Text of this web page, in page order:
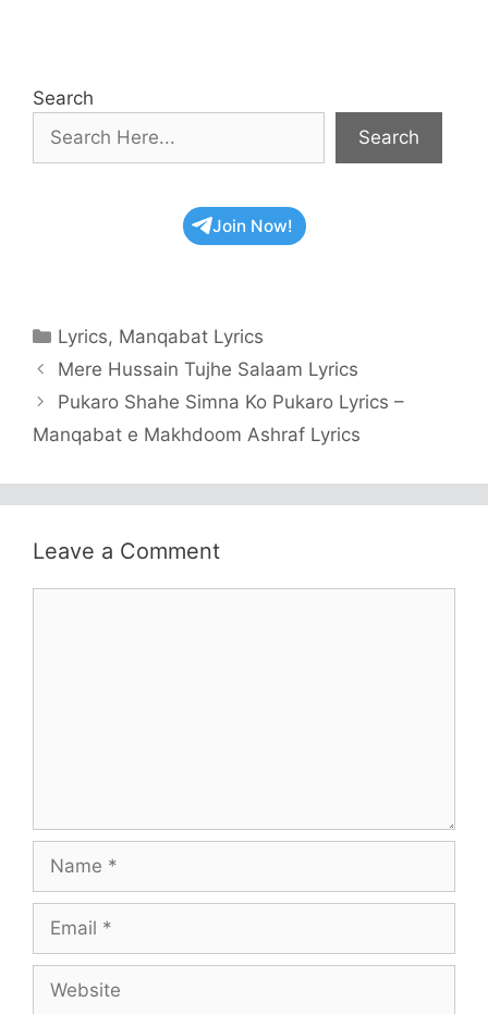
Search
Search
Join Now!
Categories
Lyrics, Manqabat Lyrics
Mere Hussain Tujhe Salaam Lyrics
Pukaro Shahe Simna Ko Pukaro Lyrics –
Manqabat e Makhdoom Ashraf Lyrics
Leave a Comment